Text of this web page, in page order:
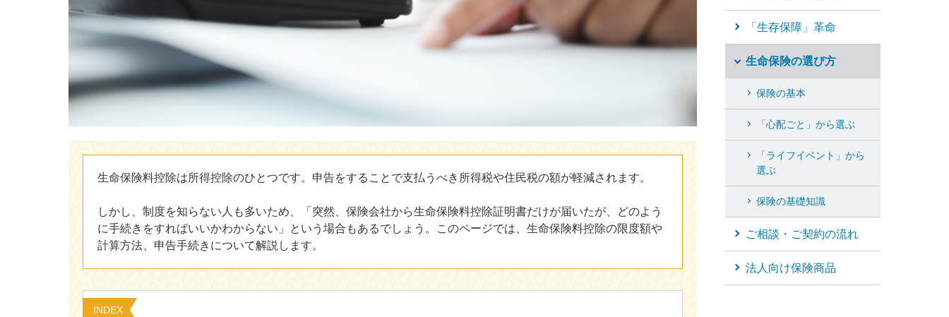
介護が必要になったとき
ご病気・ご不幸があったとき
生命保険料控除は所得控除のひとつです。申告をすることで支払うべき所得税や住民税の額が軽減されます。
しかし、制度を知らない人も多いため、「突然、保険会社から生命保険料控除証明書だけが届いたが、どのよう
に手続きをすればいいかわからない」という場合もあるでしょう。このページでは、生命保険料控除の限度額や
計算方法、申告手続きについて解説します。
INDEX
「生存保障」革命
生命保険の選び方
保険の基本
「心配ごと」から選ぶ
「ライフイベント」から
選ぶ
保険の基礎知識
ご相談・ご契約の流れ
法人向け保険商品